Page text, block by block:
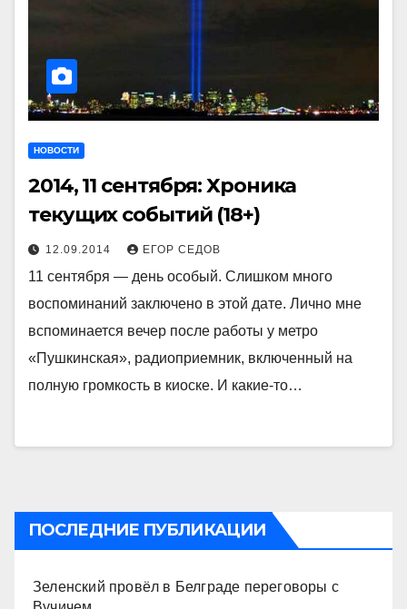
НОВОСТИ
2014, 11 сентября: Хроника
текущих событий (18+)
12.09.2014 ЕГОР СЕДОВ
11 сентября — день особый. Слишком много
воспоминаний заключено в этой дате. Лично мне
вспоминается вечер после работы у метро
«Пушкинская», радиоприемник, включенный на
полную громкость в киоске. И какие-то…
ПОСЛЕДНИЕ ПУБЛИКАЦИИ
Зеленский провёл в Белграде переговоры с